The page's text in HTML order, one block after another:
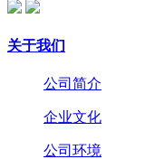
关于我们
公司简介
企业文化
公司环境